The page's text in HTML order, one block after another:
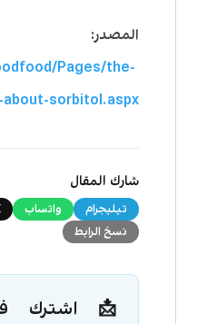
المصدر:
Pages/the-
sorbitol.aspx
شارك المقال
تيليجرام واتساب
نسخ الرابط
📩 اشترك